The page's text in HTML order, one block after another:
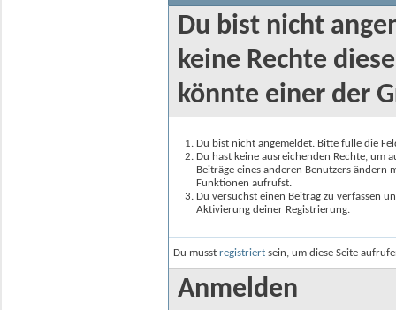
Du bist nicht
keine Rechte
könnte einer der
Du bist nicht angemeldet. Bitte fülle die
Du hast keine ausreichenden Rechte, um
Beiträge eines anderen Benutzers
Funktionen aufrufst.
Du versuchst einen Beitrag zu verfassen
Aktivierung deiner Registrierung.
Du musst registriert sein, um diese Seite
Anmelden